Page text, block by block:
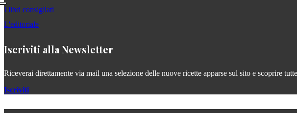
I libri consigliati
L'editoriale
Iscriviti alla Newsletter
Riceverai direttamente via mail una selezione delle nuove ricette apparse sul sito e scoprire
Iscriviti